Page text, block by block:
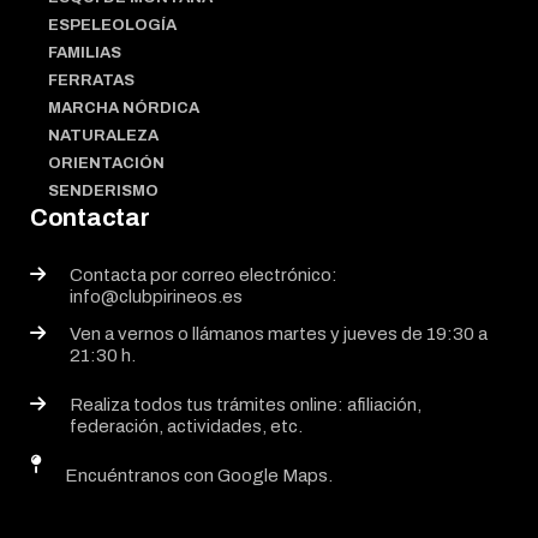
ESPELEOLOGÍA
FAMILIAS
FERRATAS
MARCHA NÓRDICA
NATURALEZA
ORIENTACIÓN
SENDERISMO
Contactar
Contacta por correo electrónico:
info@clubpirineos.es
Ven a vernos o llámanos martes y jueves de 19:30 a
21:30 h.
Realiza todos tus trámites online: afiliación,
federación, actividades, etc.
Encuéntranos con Google Maps.